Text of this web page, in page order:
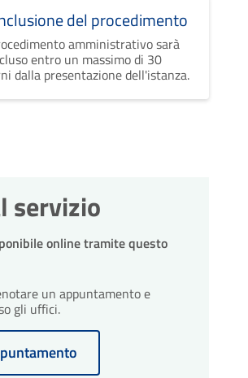
del procedimento
amministrativo sarà
entro un massimo di 30
dalla presentazione dell'istanza.
servizio
online tramite questo
un appuntamento e
gli uffici.